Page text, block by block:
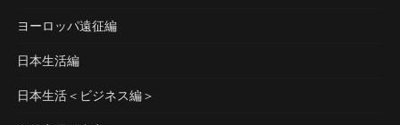
ヨーロッパ遠征編
日本生活編
日本生活＜ビジネス編＞